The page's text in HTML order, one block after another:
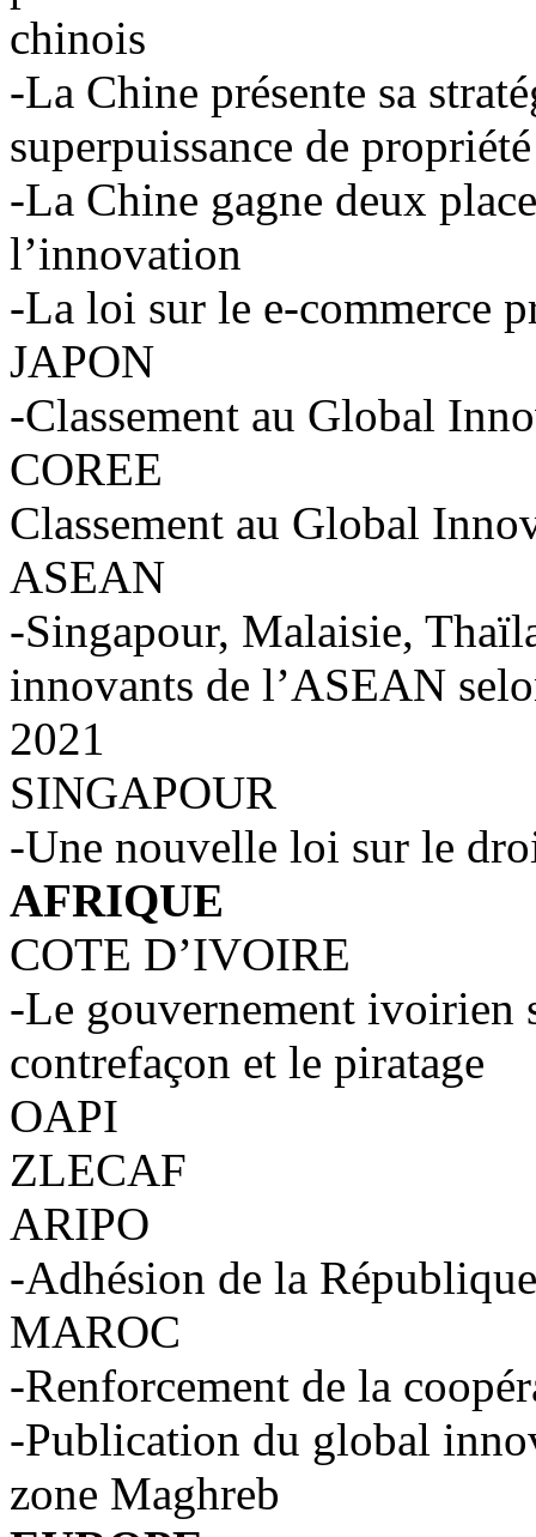
chinois
-La Chine présente sa
superpuissance de
-La Chine gagne deux
l’innovation
-La loi sur le e-commerce
JAPON
-Classement au Global
COREE
Classement au Global
ASEAN
-Singapour, Malaisie,
innovants de l’ASEAN
2021
SINGAPOUR
-Une nouvelle loi sur le
AFRIQUE
COTE D’IVOIRE
-Le gouvernement ivoirien
contrefaçon et le piratage
OAPI
ZLECAF
ARIPO
-Adhésion de la
MAROC
-Renforcement de la
-Publication du global
zone Maghreb